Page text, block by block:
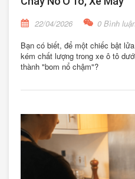
22/04/2026 0 Bình
Bạn có biết, để một chiếc bật
kém chất lượng trong xe ô tô
thành "bom nổ chậm"?